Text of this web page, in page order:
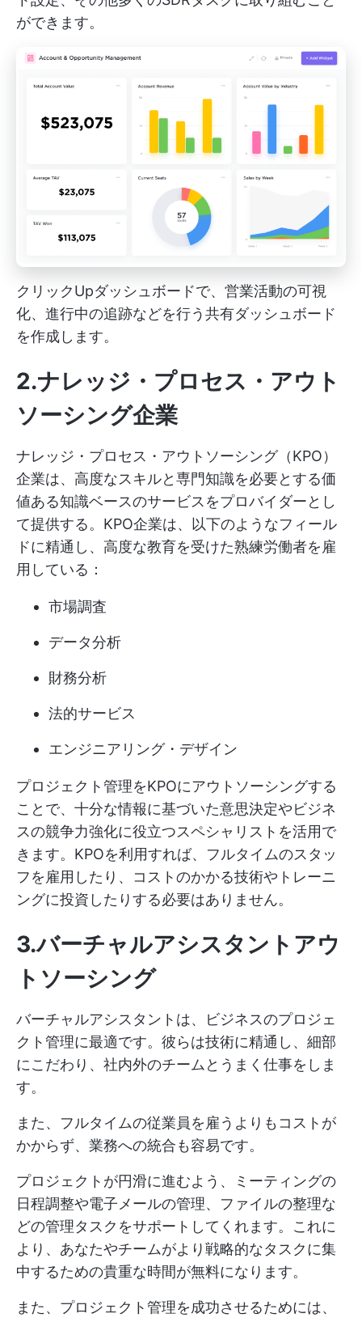
ができます。
クリックUpダッシュボードで、営業活動の可視
化、進行中の追跡などを行う共有ダッシュボード
を作成します。
2.ナレッジ・プロセス・アウト
ソーシング企業
ナレッジ・プロセス・アウトソーシング（KPO）
企業は、高度なスキルと専門知識を必要とする価
値ある知識ベースのサービスをプロバイダーとし
て提供する。KPO企業は、以下のようなフィール
ドに精通し、高度な教育を受けた熟練労働者を雇
用している：
市場調査
データ分析
財務分析
法的サービス
エンジニアリング・デザイン
プロジェクト管理をKPOにアウトソーシングする
ことで、十分な情報に基づいた意思決定やビジネ
スの競争力強化に役立つスペシャリストを活用で
きます。KPOを利用すれば、フルタイムのスタッ
フを雇用したり、コストのかかる技術やトレーニ
ングに投資したりする必要はありません。
3.バーチャルアシスタントアウ
トソーシング
バーチャルアシスタントは、ビジネスのプロジェ
クト管理に最適です。彼らは技術に精通し、細部
にこだわり、社内外のチームとうまく仕事をしま
す。
また、フルタイムの従業員を雇うよりもコストが
かからず、業務への統合も容易です。
プロジェクトが円滑に進むよう、ミーティングの
日程調整や電子メールの管理、ファイルの整理な
どの管理タスクをサポートしてくれます。これに
より、あなたやチームがより戦略的なタスクに集
中するための貴重な時間が無料になります。
また、プロジェクト管理を成功させるためには、